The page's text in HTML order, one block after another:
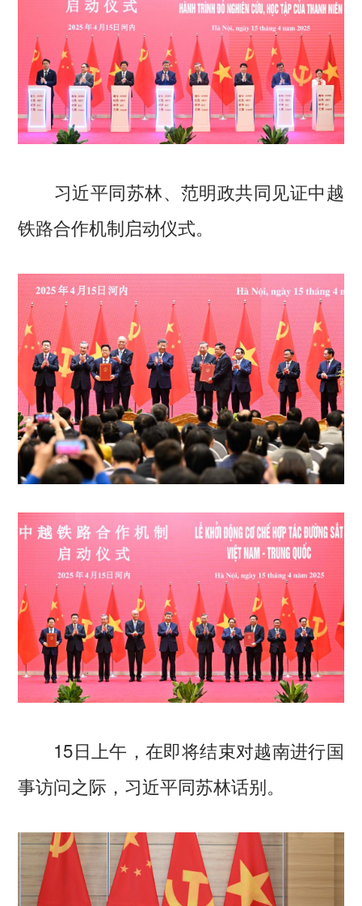
习近平同苏林、范明政共同见证中越
铁路合作机制启动仪式。
15日上午，在即将结束对越南进行国
事访问之际，习近平同苏林话别。